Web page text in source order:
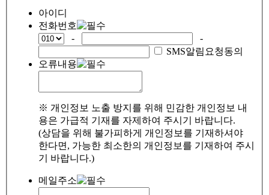
아이디
전화번호
-
-
SMS알림요청동의
오류내용
※ 개인정보 노출 방지를 위해 민감한 개인정보 내
용은 가급적 기재를 자제하여 주시기 바랍니다.
(상담을 위해 불가피하게 개인정보를 기재하셔야
한다면, 가능한 최소한의 개인정보를 기재하여 주시
기 바랍니다.)
메일주소